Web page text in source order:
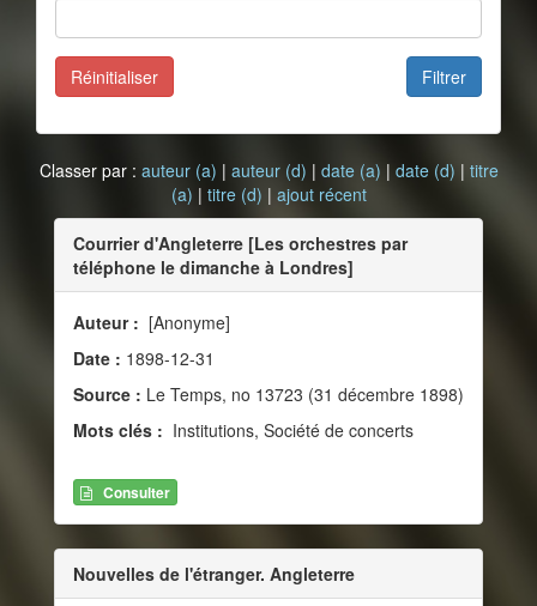
Filtrer
Réinitialiser
Classer par : auteur (a) | auteur (d) | date (a) | date (d) | titre
(a) | titre (d) | ajout récent
Courrier d'Angleterre [Les orchestres par
téléphone le dimanche à Londres]
Auteur : [Anonyme]
Date : 1898-12-31
Source : Le Temps, no 13723 (31 décembre 1898)
Mots clés : Institutions, Société de concerts
Consulter
Nouvelles de l'étranger. Angleterre